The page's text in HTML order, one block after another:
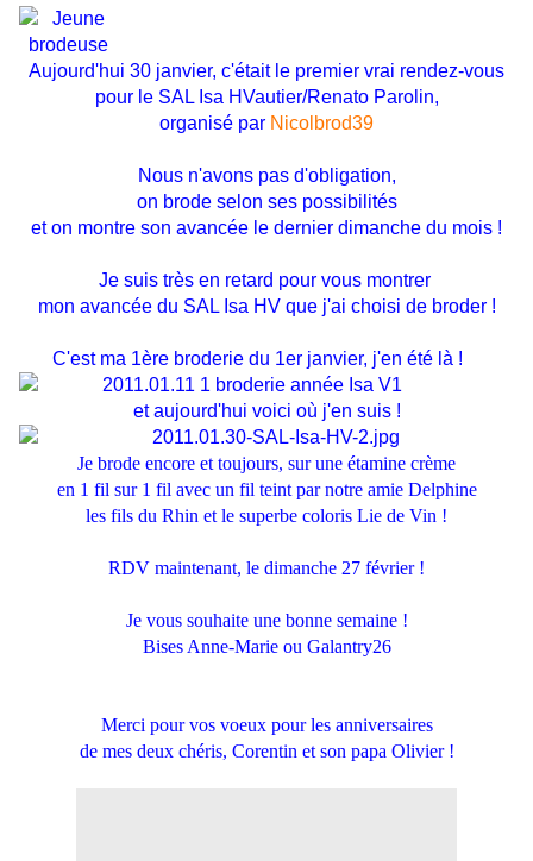
Aujourd'hui 30 janvier, c'était le premier vrai rendez-vous
pour le SAL Isa HVautier/Renato Parolin,
organisé par Nicolbrod39
Nous n'avons pas d'obligation,
on brode selon ses possibilités
et on montre son avancée le dernier dimanche du mois !
Je suis très en retard pour vous montrer
mon avancée du SAL Isa HV que j'ai choisi de broder !
C'est ma 1ère broderie du 1er janvier, j'en été là !
et aujourd'hui voici où j'en suis !
Je brode encore et toujours, sur une étamine crème
en 1 fil sur 1 fil avec un fil teint par notre amie Delphine
les fils du Rhin et le superbe coloris Lie de Vin !
RDV maintenant, le dimanche 27 février !
Je vous souhaite une bonne semaine !
Bises Anne-Marie ou Galantry26
Merci pour vos voeux pour les anniversaires
de mes deux chéris, Corentin et son papa Olivier !